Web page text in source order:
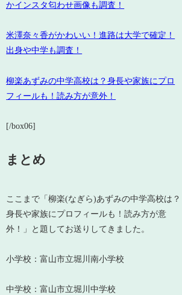
かインスタ匂わせ画像も調査！
米澤奈々香がかわいい！進路は大学で確定！
出身や中学も調査！
柳楽あずみの中学高校は？身長や家族にプロ
フィールも！読み方が意外！
[/box06]
まとめ
ここまで「柳楽(なぎら)あずみの中学高校は？
身長や家族にプロフィールも！読み方が意
外！」と題してお送りしてきました。
小学校：富山市立堀川南小学校
中学校：富山市立堀川中学校